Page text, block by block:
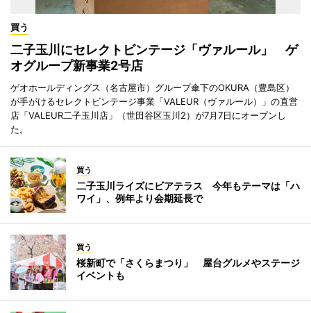
買う
二子玉川にセレクトビンテージ「ヴァルール」 ゲ
オグループ新事業2号店
ゲオホールディングス（名古屋市）グループ傘下のOKURA（豊島区）
が手がけるセレクトビンテージ事業「VALEUR（ヴァルール）」の直営
店「VALEUR二子玉川店」（世田谷区玉川2）が7月7日にオープンし
た。
買う
二子玉川ライズにビアテラス 今年もテーマは「ハ
ワイ」、例年より会期延長で
買う
桜新町で「さくらまつり」 屋台グルメやステージ
イベントも